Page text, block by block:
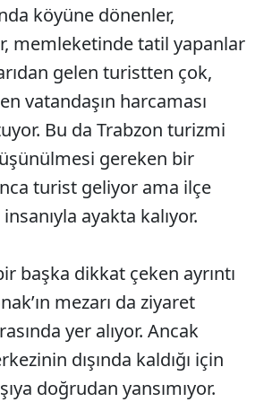
köyüne dönenler,
memleketinde tatil yapanlar
gelen turistten çok,
vatandaşın harcaması
Bu da Trabzon turizmi
gereken bir
turist geliyor ama ilçe
ayakta kalıyor.
başka dikkat çeken ayrıntı
mezarı da ziyaret
yer alıyor. Ancak
dışında kaldığı için
doğrudan yansımıyor.